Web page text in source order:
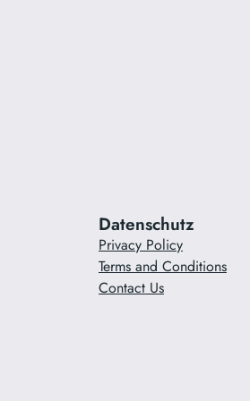
Datenschutz
Privacy Policy
Terms and Conditions
Contact Us